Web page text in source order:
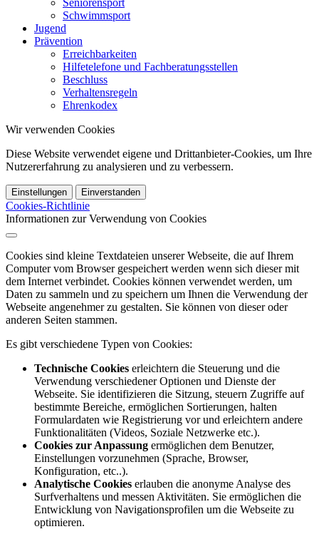
Seniorensport
Schwimmsport
Jugend
Prävention
Erreichbarkeiten
Hilfetelefone und Fachberatungsstellen
Beschluss
Verhaltensregeln
Ehrenkodex
Wir verwenden Cookies
Diese Website verwendet eigene und Drittanbieter-Cookies, um Ihre
Nutzererfahrung zu analysieren und zu verbessern.
Einstellungen Einverstanden
Cookies-Richtlinie
Informationen zur Verwendung von Cookies
Cookies sind kleine Textdateien unserer Webseite, die auf Ihrem
Computer vom Browser gespeichert werden wenn sich dieser mit
dem Internet verbindet. Cookies können verwendet werden, um
Daten zu sammeln und zu speichern um Ihnen die Verwendung der
Webseite angenehmer zu gestalten. Sie können von dieser oder
anderen Seiten stammen.
Es gibt verschiedene Typen von Cookies:
Technische Cookies erleichtern die Steuerung und die
Verwendung verschiedener Optionen und Dienste der
Webseite. Sie identifizieren die Sitzung, steuern Zugriffe auf
bestimmte Bereiche, ermöglichen Sortierungen, halten
Formulardaten wie Registrierung vor und erleichtern andere
Funktionalitäten (Videos, Soziale Netzwerke etc.).
Cookies zur Anpassung ermöglichen dem Benutzer,
Einstellungen vorzunehmen (Sprache, Browser,
Konfiguration, etc..).
Analytische Cookies erlauben die anonyme Analyse des
Surfverhaltens und messen Aktivitäten. Sie ermöglichen die
Entwicklung von Navigationsprofilen um die Webseite zu
optimieren.